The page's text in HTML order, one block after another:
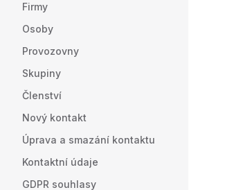
Firmy
Osoby
Provozovny
Skupiny
Členství
Nový kontakt
Úprava a smazání kontaktu
Kontaktní údaje
GDPR souhlasy